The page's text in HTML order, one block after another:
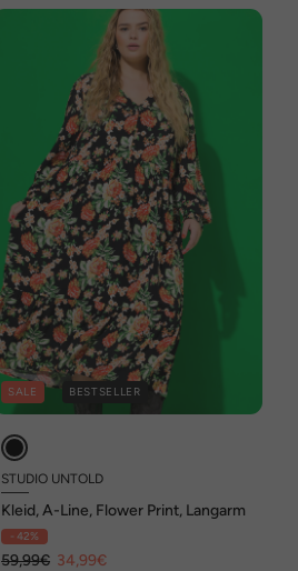
SALE BESTSELLER
STUDIO UNTOLD
Kleid, A-Line, Flower Print, Langarm
- 42%
59,99€ 34,99€